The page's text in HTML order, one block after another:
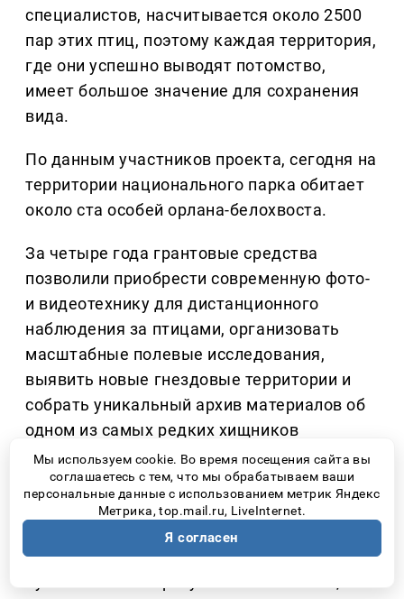
специалистов, насчитывается около 2500
пар этих птиц, поэтому каждая территория,
где они успешно выводят потомство,
имеет большое значение для сохранения
вида.
По данным участников проекта, сегодня на
территории национального парка обитает
около ста особей орлана-белохвоста.
За четыре года грантовые средства
позволили приобрести современную фото-
и видеотехнику для дистанционного
наблюдения за птицами, организовать
масштабные полевые исследования,
выявить новые гнездовые территории и
собрать уникальный архив материалов об
одном из самых редких хищников
Поволжья. При этом специалисты
подчеркивают, что главная ценность таких
исследований заключается в том, что они
проводятся без вмешательства в жизнь
птиц. Орлан-белохвост чрезвычайно
Мы используем cookie. Во время посещения сайта вы
соглашаетесь с тем, что мы обрабатываем ваши
персональные данные с использованием метрик Яндекс
Метрика, top.mail.ru, LiveInternet.
Я согласен